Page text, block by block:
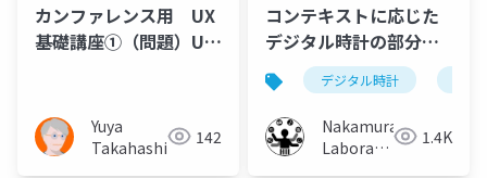
カンファレンス用 UX
基礎講座①（問題）UX
DAYS TOKYO
Yuya
Takahashi
142
コンテキストに応じた
デジタル時計の部分強
調表示による行動変容
手法
デジタル時計
Nakamura
Laboratory
1.4K